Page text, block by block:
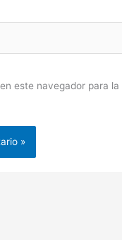
este navegador para la